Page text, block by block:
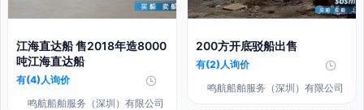
江海直达船 售2018年造8000
吨江海直达船
有(4)人询价
鸣航船舶服务（深圳）有限公司
200方开底驳船出售
有(2)人询价
鸣航船舶服务（深圳）有限公司